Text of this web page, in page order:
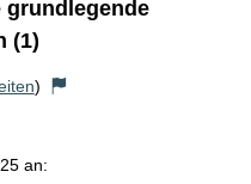
grundlegende
(1)
)
an: